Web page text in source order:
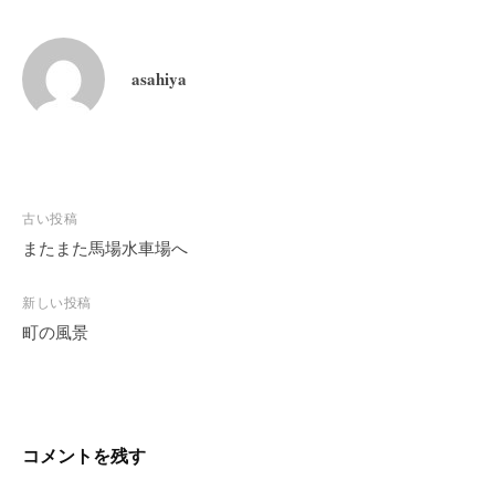
asahiya
投
稿
ビ
ゲ
ン
古い投稿
またまた馬場水車場へ
新しい投稿
町の風景
コメントを残す